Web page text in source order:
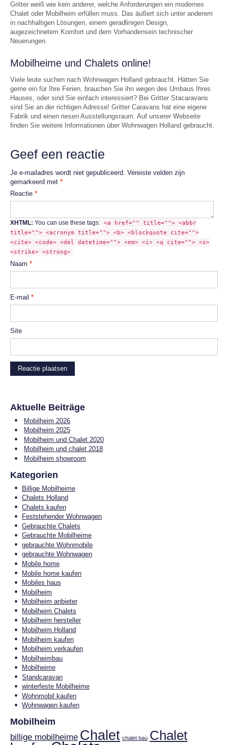
Gritter weiß wie kein anderer, welche Anforderungen ein modernes
Chalet oder Mobilheim erfüllen muss. Das äußert sich unter anderem
in nachhaltigen Lösungen, einem geradlinigen Design,
augezeichnetem Komfort und dem Vorhandensein technischer
Neuerungen.
Mobilheime und Chalets online!
Viele leute suchen nach Wohnwagen Holland gebraucht. Hätten Sie
gerne ein für Ihre Ferien, brauchen Sie ihn wegen des Umbaus Ihres
Hauses, oder sind Sie einfach interessiert? Bei Gritter Stacaravans
sind Sie an der richtigen Adresse! Gritter Caravans hat eine eigene
Fabrik und einen riesen Ausstellungsraum. Auf unserer Webseite
finden Sie weitere Informationen über Wohnwagen Holland gebraucht.
Geef een reactie
Je e-mailadres wordt niet gepubliceerd. Vereiste velden zijn
gemarkeerd met *
Reactie *
XHTML: You can use these tags: <a href="" title=""> <abbr
title=""> <acronym title=""> <b> <blockquote cite="">
<cite> <code> <del datetime=""> <em> <i> <q cite=""> <s>
<strike> <strong>
Naam *
E-mail *
Site
Aktuelle Beiträge
Mobilheim 2026
Mobilheim 2025
Mobilheim und Chalet 2020
Mobilheim und chalet 2018
Mobilheim showroom
Kategorien
Billige Mobilheime
Chalets Holland
Chalets kaufen
Feststehender Wohnwagen
Gebrauchte Chalets
Gebrauchte Mobilheime
gebrauchte Wohnmobile
gebrauchte Wohnwagen
Mobile home
Mobile home kaufen
Mobiles haus
Mobilheim
Mobilheim anbieter
Mobilheim Chalets
Mobilheim hersteller
Mobilheim Holland
Mobilheim kaufen
Mobilheim verkaufen
Mobilheimbau
Mobilheime
Standcaravan
winterfeste Mobilheime
Wohnmobil kaufen
Wohnwagen kaufen
Mobilheim
billige mobilheime Chalet chalet bau Chalet